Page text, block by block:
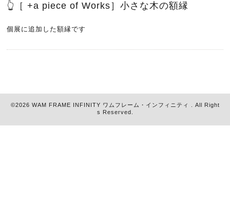
👆［ +a piece of Works］小さな木の額縁
個展に追加した額縁です
©2026 WAM FRAME INFINITY ワムフレーム・インフィニティ
. All Right
s Reserved.